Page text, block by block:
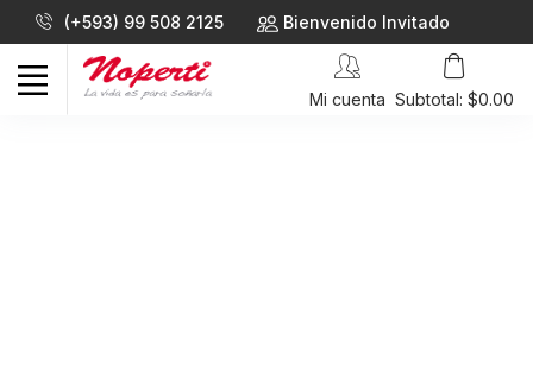
(+593) 99 508 2125 Bienvenido Invitado
Mi cuenta Subtotal: $0.00